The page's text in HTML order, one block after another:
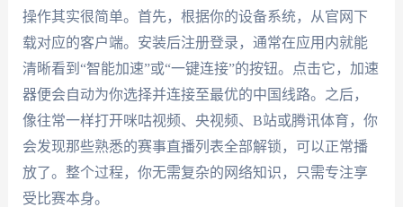
操作其实很简单。首先，根据你的设备系统，从官网下
载对应的客户端。安装后注册登录，通常在应用内就能
清晰看到“智能加速”或“一键连接”的按钮。点击它，加速
器便会自动为你选择并连接至最优的中国线路。之后，
像往常一样打开咪咕视频、央视频、B站或腾讯体育，你
会发现那些熟悉的赛事直播列表全部解锁，可以正常播
放了。整个过程，你无需复杂的网络知识，只需专注享
受比赛本身。